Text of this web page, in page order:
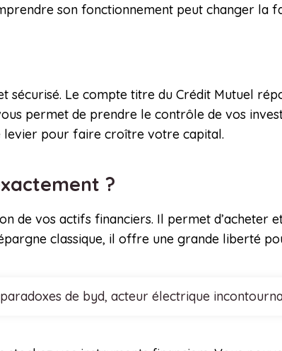
son fonctionnement peut changer la
sécurisé. Le compte titre du Crédit Mutuel
permet de prendre le contrôle de vos
levier pour faire croître votre capital.
?
de vos actifs financiers. Il permet d’acheter
classique, il offre une grande liberté
de byd, acteur électrique